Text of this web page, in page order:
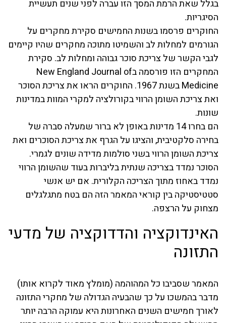
בגלל שאת הרמת המסך הזו עברה לפני שנים תעשיית
הסיגריות.
החוקרים פרסמו בשנות החמישים סקירת מחקרים על
הגורמים למחלות לב והשמיטו מתוכה מחקרים שהיו קיימים
לגבי הקשר של צריכת סוכר גבוהה ומחלות לב. סקירת
המחקרים הזו פורסמה בNew England Journal of
Medicine בשנת 1967. החוקרים הראו את צריכת הסוכר
ואת צריכת השומן הרווי בקורולציה למקרי המוות במדינות
שונות.
הם בחרו 14 מדינות באופן לא ברור שמעלה סברה של
בחירה סלקטיבית, והציגו על הגרף את צריכת הסוכרים ואת
צריכת השומן הרווי בשני סולמות מדידה שונים לגמרי.
הסוכר נמדד בצריכה שנתית בליברות בעוד שהשומן הרווי
נמדד באחוז מתוך הצריכה הקלורית. אם יש אנשי
סטטיסטיקה בין קוראי המאמר הזה הם בטח מתגלגלים
מצחוק על הרצפה.
האינדוקציה והדדוקציה של מדעי
התזונה
המאמר שסביבו כל המהוהמה (מומלץ מאוד לקרוא אותו)
מדבר בהמשכו על כך שהבעיה הגדולה של מחקרי התזונה
לאורך חמישים השנים האחרונות היא עמוקה הרבה יותר